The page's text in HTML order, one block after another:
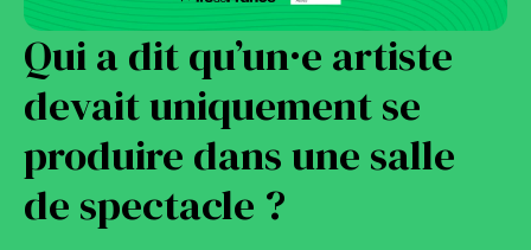
Qui a dit qu’un·e artiste
devait uniquement se
produire dans une salle
de spectacle ?